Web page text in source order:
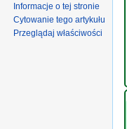
Informacje o tej stronie
Cytowanie tego artykułu
Przeglądaj właściwości